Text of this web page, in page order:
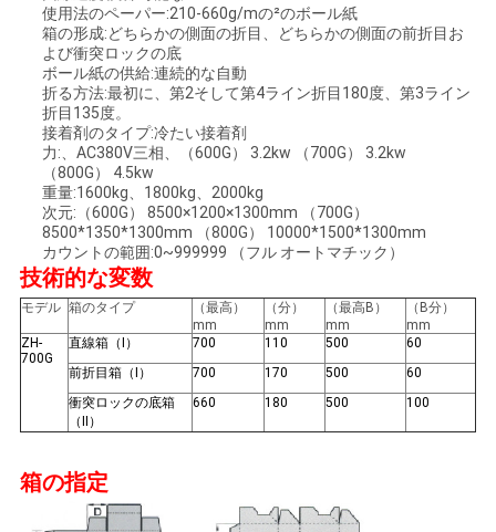
引
用
を
要
求
し
な
さ
い
図
使用法のペーパー:210-660g/mの²のボール紙
箱の形成:どちらかの側面の折目、どちらかの側面の前折目お
よび衝突ロックの底
ボール紙の供給:連続的な自動
折る方法:最初に、第2そして第4ライン折目180度、第3ライン
折目135度。
接着剤のタイプ:冷たい接着剤
力:、AC380V三相、（600G） 3.2kw （700G） 3.2kw
（800G） 4.5kw
重量:1600kg、1800kg、2000kg
次元:（600G） 8500×1200×1300mm （700G）
8500*1350*1300mm （800G） 10000*1500*1300mm
カウントの範囲:0~999999 （フル オートマチック）
技術的な変数
モデル 箱のタイプ
（最高）
mm
（分）
mm
（最高B）
mm
（B分）
mm
ZH-
700G
直線箱（I） 700 110 500
60
前折目箱（I）
700 170 500
60
衝突ロックの底箱
（II）
660 180 500 100
箱の指定